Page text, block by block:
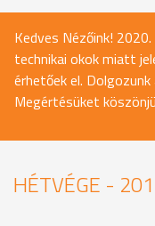
Kedves Nézőink!
technikai okok miatt
érhetőek el.
Megértésüket
HÉTVÉGE -